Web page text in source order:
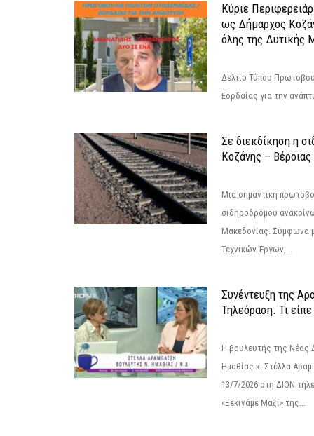
Κύριε
ως Δήμαρχος
όλης της Δυτικής
Δελτίο Τύπου
Εορδαίας για την
Σε διεκδίκηση η
Κoζάνης –
Μια σημαντική
σιδηροδρόμου
Μακεδονίας. Σύμφωνα
Τεχνικών Έργων,...
Συνέντευξη της
Τηλεόραση. Τι
Η βουλευτής της Νέας
Ημαθίας κ. Στέλλα
13/7/2026 στη ΔΙΟΝ
«Ξεκινάμε Μαζί» της...